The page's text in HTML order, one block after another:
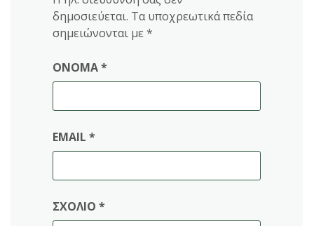
δημοσιεύεται. Τα υποχρεωτικά πεδία
σημειώνονται με *
ΌΝΟΜΑ*
EMAIL *
ΣΧΌΛΙΟ *